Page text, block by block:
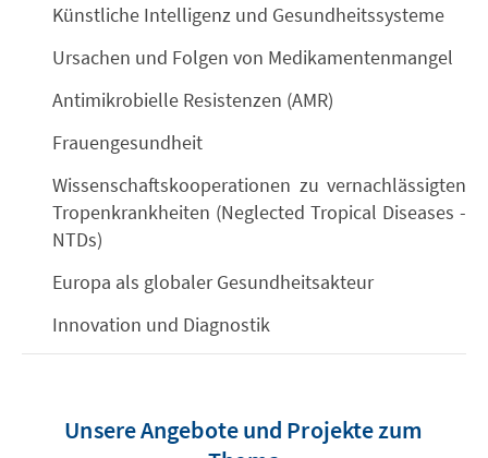
Künstliche Intelligenz und Gesundheitssysteme
Ursachen und Folgen von Medikamentenmangel
Antimikrobielle Resistenzen (AMR)
Frauengesundheit
Wissenschaftskooperationen zu vernachlässigten
Tropenkrankheiten (Neglected Tropical Diseases -
NTDs)
Europa als globaler Gesundheitsakteur
Innovation und Diagnostik
Unsere Angebote und Projekte zum